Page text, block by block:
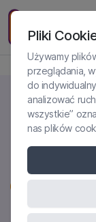
SCID-
Pliki
Używamy
przeglądania,
do
analizować
wszystkie”
nas plików